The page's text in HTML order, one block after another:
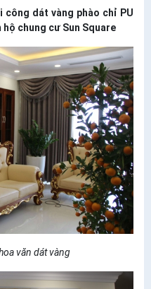
dát vàng phào chỉ PU
chung cư Sun Square
văn dát vàng